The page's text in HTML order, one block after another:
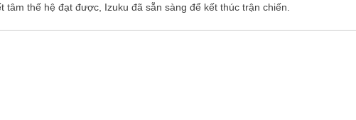
thế hệ đạt được, Izuku đã sẵn sàng để kết thúc trận chiến.